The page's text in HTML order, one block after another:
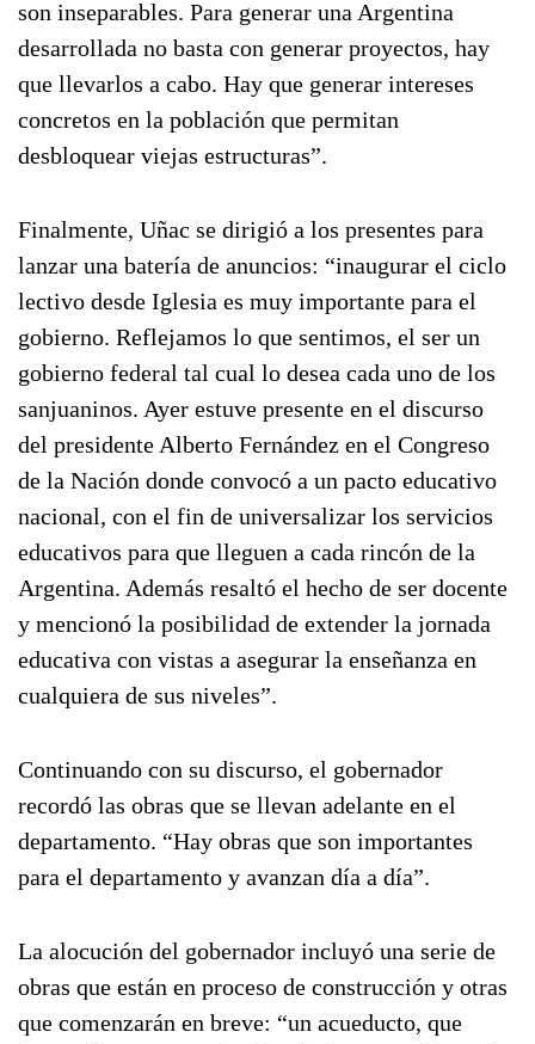
son inseparables. Para generar una Argentina
desarrollada no basta con generar proyectos, hay
que llevarlos a cabo. Hay que generar intereses
concretos en la población que permitan
desbloquear viejas estructuras”.
Finalmente, Uñac se dirigió a los presentes para
lanzar una batería de anuncios: “inaugurar el ciclo
lectivo desde Iglesia es muy importante para el
gobierno. Reflejamos lo que sentimos, el ser un
gobierno federal tal cual lo desea cada uno de los
sanjuaninos. Ayer estuve presente en el discurso
del presidente Alberto Fernández en el Congreso
de la Nación donde convocó a un pacto educativo
nacional, con el fin de universalizar los servicios
educativos para que lleguen a cada rincón de la
Argentina. Además resaltó el hecho de ser docente
y mencionó la posibilidad de extender la jornada
educativa con vistas a asegurar la enseñanza en
cualquiera de sus niveles”.
Continuando con su discurso, el gobernador
recordó las obras que se llevan adelante en el
departamento. “Hay obras que son importantes
para el departamento y avanzan día a día”.
La alocución del gobernador incluyó una serie de
obras que están en proceso de construcción y otras
que comenzarán en breve: “un acueducto, que